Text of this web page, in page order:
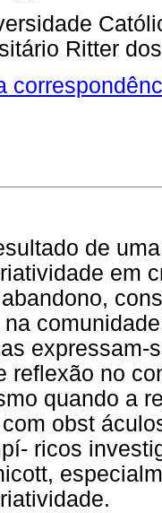
Ritter
de
em
expressam-
reflexão no
quando a
obst
ricos